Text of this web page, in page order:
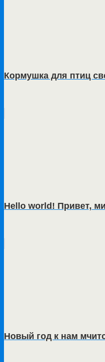
Кормушка для птиц
Hello world! Привет,
Новый год к нам